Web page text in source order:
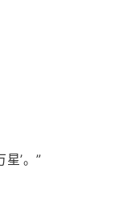
’。”